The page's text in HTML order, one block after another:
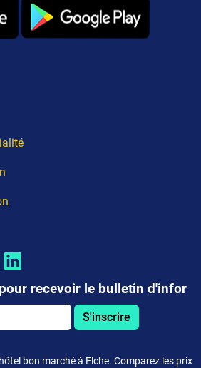
recevoir le bulletin d'infor
S'inscrire
bon marché à Elche. Comparez les prix